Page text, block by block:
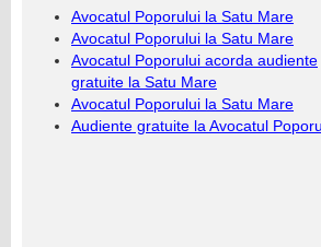
Avocatul Poporului la Satu Mare
Avocatul Poporului la Satu Mare
Avocatul Poporului acorda audiente
gratuite la Satu Mare
Avocatul Poporului la Satu Mare
Audiente gratuite la Avocatul